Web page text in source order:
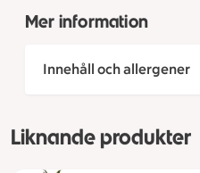
Mer information
Innehåll och allergener
Liknande produkter